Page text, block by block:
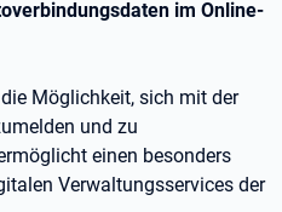
im Online-
Möglichkeit, sich mit der
und zu
einen besonders
Verwaltungsservices der